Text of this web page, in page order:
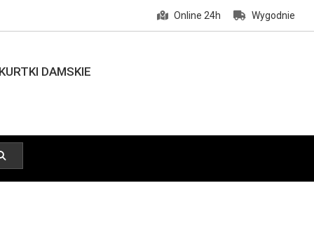
Online 24h Wygodnie
DAMSKIE